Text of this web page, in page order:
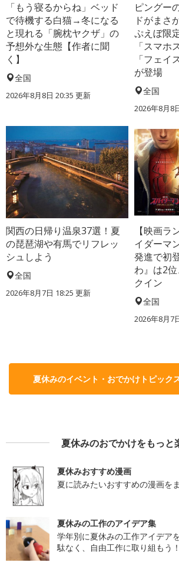
「もう寝るからね」ベッド
で待機する白猫→冬になる
と現れる「腕枕ヤクザ」の
予想外な生態【作者に聞
く】
全国
2026年8月8日 20:35 更新
ピングー
ドがまさ
ぷえぼ限
「スマホ
「フェイ
が登場
全国
2026年8月8
関西の日帰り温泉37選！夏
の琵琶湖や有馬でリフレッ
シュしよう
全国
2026年8月7日 18:25 更新
【映画ラ
イダーマ
発進で初
わ』は2
クイン
全国
2026年8月7
夏休みのイベント・おでかけトピック
夏休みのおでかけをもっと
夏休みおすすめ漫画
夏に読みたいおすすめの漫画を
夏休みの工作のアイデア集
学年別に夏休みの工作アイデア
駄なく、自由工作に取り組もう！